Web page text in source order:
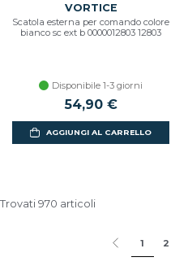
VORTICE
Scatola esterna per comando colore
bianco sc ext b 0000012803 12803
Disponibile 1-3 giorni
54,90 €
AGGIUNGI AL CARRELLO
Trovati 970 articoli
1 2